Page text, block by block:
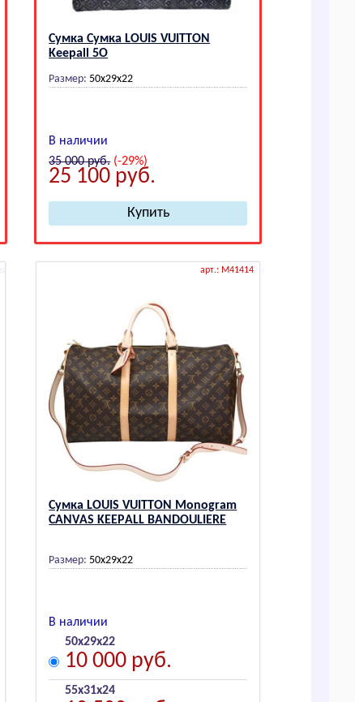
Сумка Сумка LОUIS VUIТТОN
Kееpаll 5О
Размер: 50х29х22
В наличии
35 000руб.(-29%)
25 100 руб.
арт.: M41414
Сумка LОUIS VUIТТОN Mоnоgrаm
CАNVАS KЕЕPАLL BАNDОULIЕRЕ
Размер: 50х29х22
В наличии
50х29х22
10 000 руб.
55х31х24